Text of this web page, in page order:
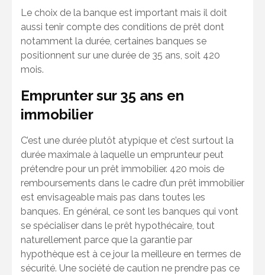
Le choix de la banque est important mais il doit
aussi tenir compte des conditions de prêt dont
notamment la durée, certaines banques se
positionnent sur une durée de 35 ans, soit 420
mois.
Emprunter sur 35 ans en
immobilier
C’est une durée plutôt atypique et c’est surtout la
durée maximale à laquelle un emprunteur peut
prétendre pour un prêt immobilier. 420 mois de
remboursements dans le cadre d’un prêt immobilier
est envisageable mais pas dans toutes les
banques. En général, ce sont les banques qui vont
se spécialiser dans le prêt hypothécaire, tout
naturellement parce que la garantie par
hypothèque est à ce jour la meilleure en termes de
sécurité. Une société de caution ne prendre pas ce